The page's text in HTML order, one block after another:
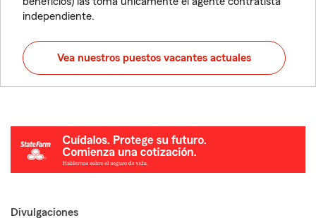
independiente.
Vea nuestros puestos vacantes actuales
Divulgaciones